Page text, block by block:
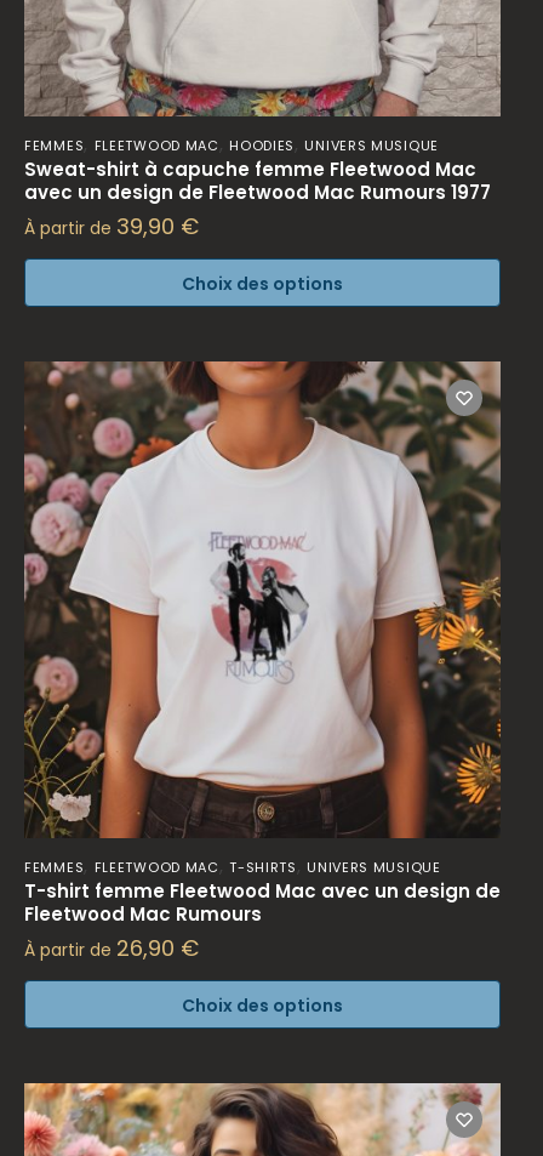
FEMMES, FLEETWOOD MAC, HOODIES, UNIVERS MUSIQUE
Sweat-shirt à capuche femme Fleetwood Mac
avec un design de Fleetwood Mac Rumours 1977
À partir de 39,90 €
Choix des options
FEMMES, FLEETWOOD MAC,T-SHIRTS, UNIVERS MUSIQUE
T-shirt femme Fleetwood Mac avec un design de
Fleetwood Mac Rumours
À partir de 26,90 €
Choix des options